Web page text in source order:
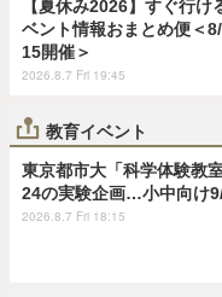
【夏休み2026】すぐ行け
ベント情報おまとめ便＜
15開催＞
2026.8.7 Fri 19:45
教育イベント
東京都市大「科学体験教室
24の実験企画…小中向け
2026.8.7 Fri 18:15